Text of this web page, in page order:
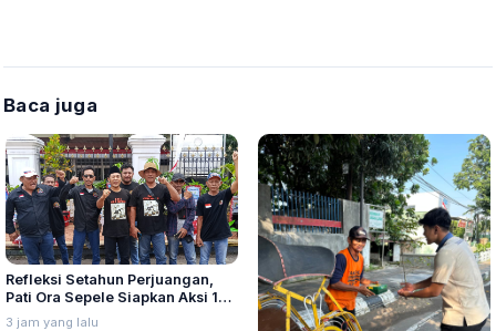
Baca juga
Refleksi Setahun Perjuangan,
Pati Ora Sepele Siapkan Aksi 10–
13 Agustus
3 jam yang lalu